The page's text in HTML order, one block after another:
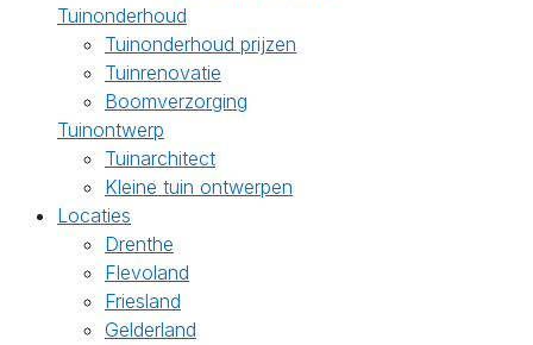
Tuinonderhoud
Tuinonderhoud prijzen
Tuinrenovatie
Boomverzorging
Tuinontwerp
Tuinarchitect
Kleine tuin ontwerpen
Locaties
Drenthe
Flevoland
Friesland
Gelderland